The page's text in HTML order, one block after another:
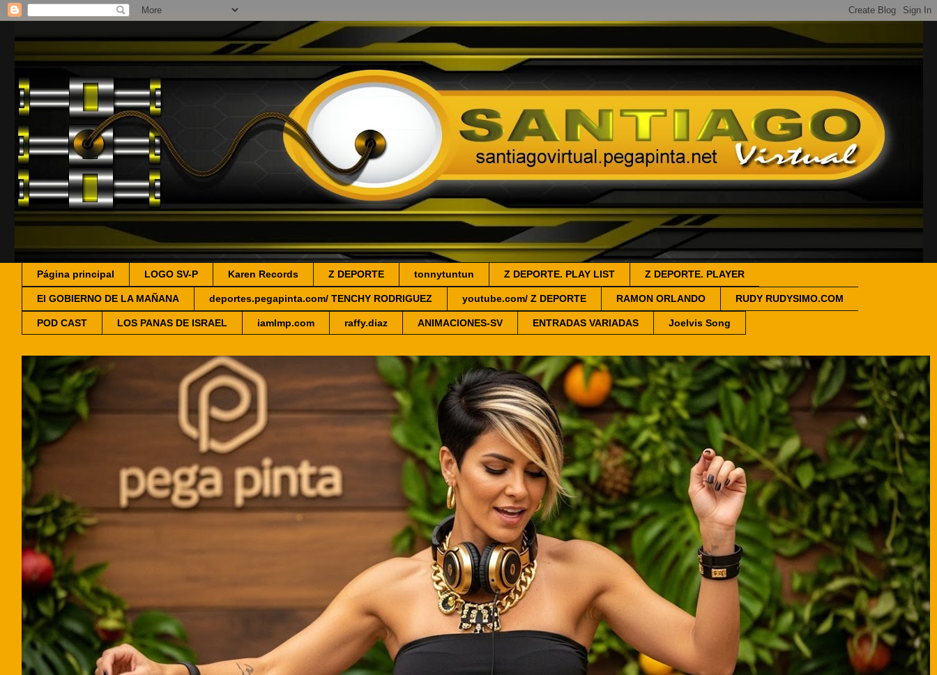
Página principal LOGO SV-P Karen Records Z DEPORTE tonnytuntun Z DEPORTE. PLAY LIST Z DEPORTE. PLAYER
EI GOBIERNO DE LA MAÑANA deportes.pegapinta.com/ TENCHY RODRIGUEZ youtube.com/ Z DEPORTE RAMON ORLANDO RUDY RUDYSIMO.COM
POD CAST LOS PANAS DE ISRAEL iamlmp.com raffy.diaz ANIMACIONES-SV ENTRADAS VARIADAS Joelvis Song